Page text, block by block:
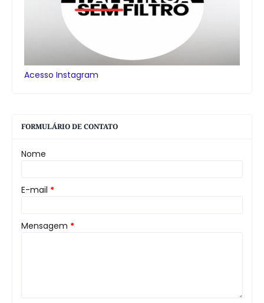
Acesso Instagram
FORMULÁRIO DE CONTATO
Nome
E-mail *
Mensagem *